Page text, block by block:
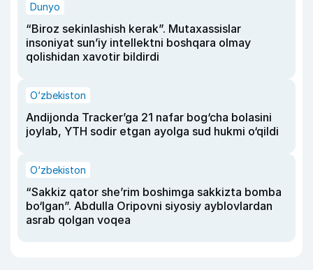
Dunyo
“Biroz sekinlashish kerak”. Mutaxassislar
insoniyat sun’iy intellektni boshqara olmay
qolishidan xavotir bildirdi
O‘zbekiston
Andijonda Tracker’ga 21 nafar bog‘cha bolasini
joylab, YTH sodir etgan ayolga sud hukmi o‘qildi
O‘zbekiston
“Sakkiz qator she’rim boshimga sakkizta bomba
bo‘lgan”. Abdulla Oripovni siyosiy ayblovlardan
asrab qolgan voqea